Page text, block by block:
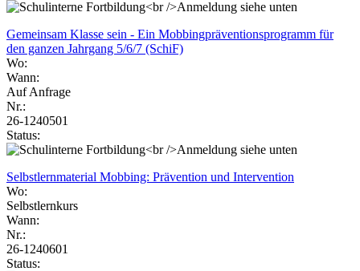
Gemeinsam Klasse sein - Ein Mobbingpräventionsprogramm für
den ganzen Jahrgang 5/6/7 (SchiF)
Wo:
Wann:
Auf Anfrage
Nr.:
26-1240501
Status:
Selbstlernmaterial Mobbing: Prävention und Intervention
Wo:
Selbstlernkurs
Wann:
Nr.:
26-1240601
Status: